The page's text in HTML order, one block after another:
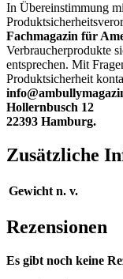
In Übereinstimmung
Fachmagazin für
Verbraucherprodukte
entsprechen. Mit
Produktsicherheit
Hollernbusch 12
22393 Hamburg.
Zusätzliche
Gewicht n. v.
Rezensionen
Es gibt noch keine